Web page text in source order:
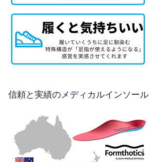
信頼と実績のメディカルインソール